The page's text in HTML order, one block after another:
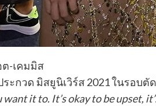
-เคมมิส
ะกวด มิสยูนิเวิร์ส 2021 ในรอบตั
want it to. It’s okay to be upset,